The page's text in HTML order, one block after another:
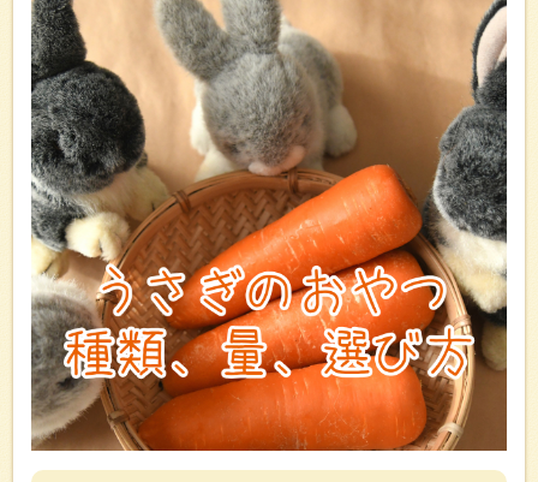
ウサギにあげてもいいおや
ントは？